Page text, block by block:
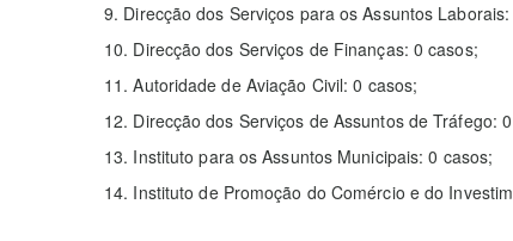
9. Direcção dos Serviços para os Assuntos
10. Direcção dos Serviços de Finanças: 0 casos;
11. Autoridade de Aviação Civil: 0 casos;
12. Direcção dos Serviços de Assuntos de Tráfego:
13. Instituto para os Assuntos Municipais: 0 casos;
14. Instituto de Promoção do Comércio e do